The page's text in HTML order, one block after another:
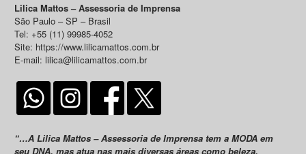
Lilica Mattos – Assessoria de Imprensa
São Paulo – SP – Brasil
Tel: +55 (11) 99985-4052
Site: https://www.lilicamattos.com.br
E-mail: lilica@lilicamattos.com.br
“…A Lilica Mattos – Assessoria de Imprensa tem a MODA em
seu DNA, mas atua nas mais diversas áreas como beleza,